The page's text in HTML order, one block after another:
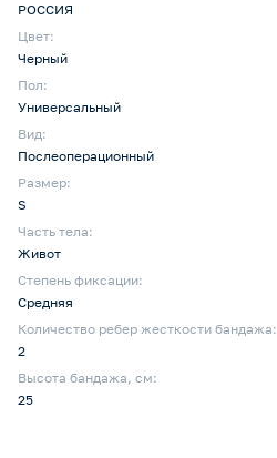
РОССИЯ
Цвет:
Черный
Пол:
Универсальный
Вид:
Послеоперационный
Размер:
S
Часть тела:
Живот
Степень фиксации:
Средняя
Количество ребер жесткости бандажа:
2
Высота бандажа, см:
25